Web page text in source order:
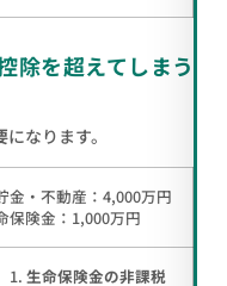
除を超えてしまう
になります。
金・不動産：4,000万円
保険金：1,000万円
生命保険金の非課税